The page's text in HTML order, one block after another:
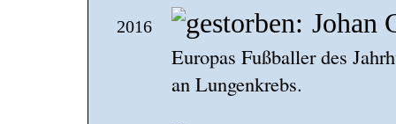
2016 Johan
Europas Fußballer des
an Lungenkrebs.